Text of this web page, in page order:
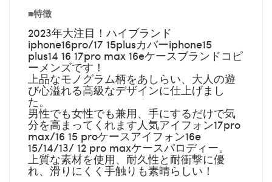
■特徴
2023年大注目！ハイブランド
iphone16pro/17 15plusカバーiphone15
plus14 16 17pro max 16eケースブランドコピ
ーメンズです！
上品なモノグラム柄をあしらい、大人の遊
び心溢れる高級なデザインに仕上げまし
た。
男性でも女性でも兼用、手にするだけで気
分を高まってくれます人気アイフォン17pro
max/16 15 proケースアイフォン16e
15/14/13/ 12 pro maxケースパロディー。
上質な素材を使用、耐久性と耐衝撃に優
れ、滑りにくく手触りも素晴らしい！